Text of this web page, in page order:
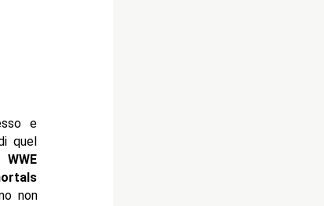
e
quel
non